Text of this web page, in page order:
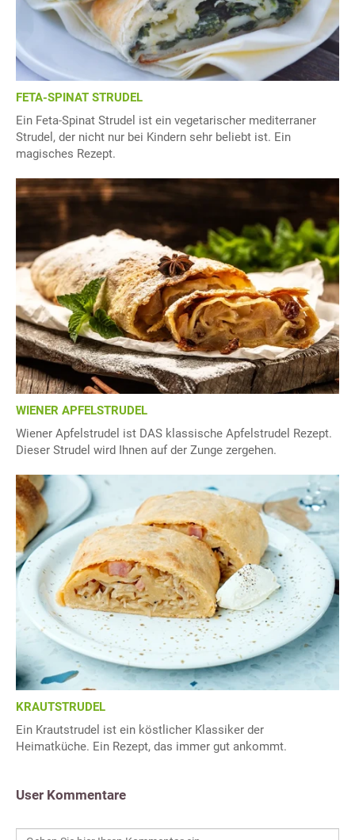
FETA-SPINAT STRUDEL
Ein Feta-Spinat Strudel ist ein vegetarischer mediterraner
Strudel, der nicht nur bei Kindern sehr beliebt ist. Ein
magisches Rezept.
WIENER APFELSTRUDEL
Wiener Apfelstrudel ist DAS klassische Apfelstrudel Rezept.
Dieser Strudel wird Ihnen auf der Zunge zergehen.
KRAUTSTRUDEL
Ein Krautstrudel ist ein köstlicher Klassiker der
Heimatküche. Ein Rezept, das immer gut ankommt.
User Kommentare